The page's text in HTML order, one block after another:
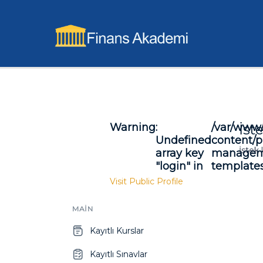
Warning:
Undefined
array key
"login" in
/var/
content/
Visit Public Profile
MAIN
Kayıtlı Kurslar
Kayıtlı Sınavlar
İstek